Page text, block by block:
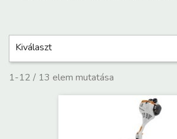
Kiválaszt
1-12 / 13 elem mutatása